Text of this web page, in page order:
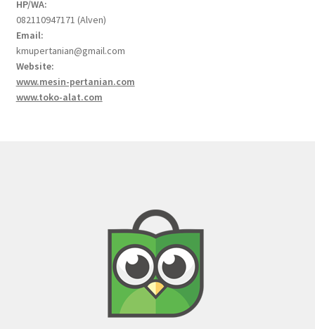
HP/WA:
082110947171 (Alven)
Email:
kmupertanian@gmail.com
Website:
www.mesin-pertanian.com
www.toko-alat.com